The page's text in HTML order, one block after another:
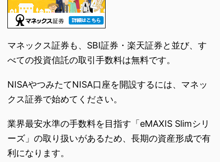
マネックス証券も、SBI証券・楽天証券と並び、す
べての投資信託の取引手数料は無料です。
NISAやつみたてNISA口座を開設するには、マネッ
クス証券で始めてください。
業界最安水準の手数料を目指す「eMAXIS Slimシリ
ーズ」の取り扱いがあるため、長期の資産形成で有
利になります。